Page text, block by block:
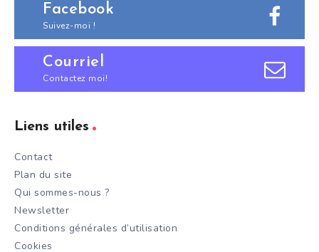
Facebook
Suivez-moi !
Courriel
Contactez moi!
Liens utiles
Contact
Plan du site
Qui sommes-nous ?
Newsletter
Conditions générales d’utilisation
Cookies